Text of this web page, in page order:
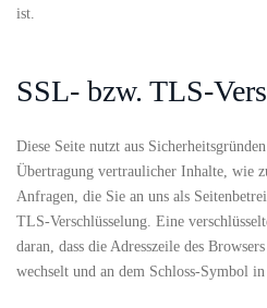
ist.
SSL- bzw. TLS-
Diese Seite nutzt aus
Übertragung vertraulicher Inhalte, wie
Anfragen, die Sie an uns als
TLS-Verschlüsselung. Eine
daran, dass die Adresszeile des
wechselt und an dem Schloss-Symbol